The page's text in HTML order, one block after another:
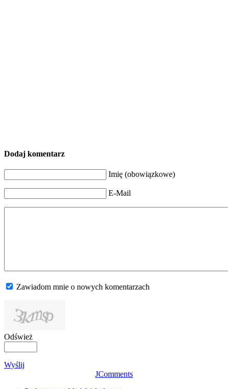
Dodaj komentarz
Imię (obowiązkowe)
E-Mail
Zawiadom mnie o nowych komentarzach
Odśwież
Wyślij
JComments